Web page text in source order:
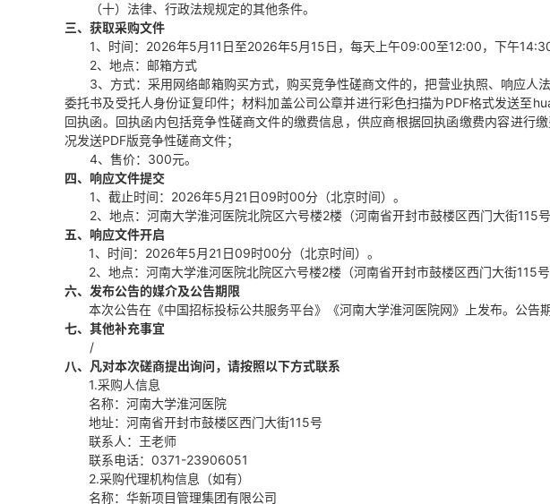
（十）法律、行政法规规定的其他条件。
三、获取采购文件
1、时间：2026年5月11日至2026年5月15日，每天上午09:00至12:00，下午
2、地点：邮箱方式
3、方式：采用网络邮箱购买方式，购买竞争性磋商文件的，把营业执照、响应人
委托书及受托人身份证复印件；材料加盖公司公章并进行彩色扫描为PDF格式发送至
回执函。回执函内包括竞争性磋商文件的缴费信息，供应商根据回执函缴费内容进行
况发送PDF版竞争性磋商文件；
4、售价：300元。
四、响应文件提交
1、截止时间：2026年5月21日09时00分（北京时间）。
2、地点： 河南大学淮河医院北院区六号楼2楼（河南省开封市鼓楼区西门大街115号
五、响应文件开启
1、时间：2026年5月21日09时00分（北京时间）。
2、地点：河南大学淮河医院北院区六号楼2楼（河南省开封市鼓楼区西门大街115号
六、发布公告的媒介及公告期限
本次公告在《中国招标投标公共服务平台》
《河南大学淮河医院网》 上发布。公告
七、其他补充事宜
/
八、凡对本次磋商提出询问，请按照以下方式联系
1.采购人信息
名称：河南大学淮河医院
地址：河南省开封市鼓楼区西门大街115号
联系人：王老师
联系电话：0371-23906051
2.采购代理机构信息 （如有）
名称：华新项目管理集团有限公司